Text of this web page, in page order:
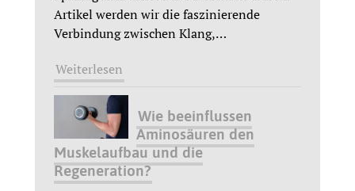
Artikel werden wir die faszinierende
Verbindung zwischen Klang,…
Weiterlesen
Wie beeinflussen
Aminosäuren den
Muskelaufbau und die
Regeneration?